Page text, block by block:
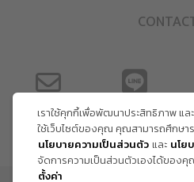
เราใช้คุกกี้เพื่อพัฒนาประสิทธิภาพ แ
ใช้เว็บไซต์ของคุณ คุณสามารถศึกษา
นโยบายความเป็นส่วนตัวและ นโย
จัดการความเป็นส่วนตัวเองได้ของ
ตั้งค่า